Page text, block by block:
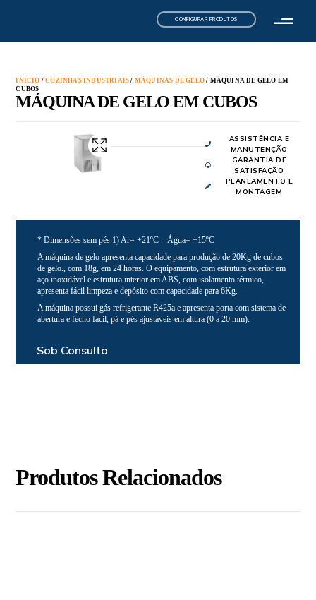
CONFIGURAR PRODUTOS
INÍCIO /COZINHAS INDUSTRIAIS / MÁQUINAS DE GELO / MÁQUINA DE GELO EM
CUBOS
MÁQUINA DE GELO EM CUBOS
ASSISTÊNCIA E
MANUTENÇÃO
GARANTIA DE
SATISFAÇÃO
PLANEAMENTO E
MONTAGEM
* Dimensões sem pés 1) Ar= +21ºC – Água= +15ºC
A máquina de gelo apresenta capacidade para produção de 20Kg de cubos
de gelo., com 18g, em 24 horas. O equipamento, com estrutura exterior em
aço inoxidável e estrutura interior em ABS, com isolamento térmico,
apresenta fácil limpeza e depósito com capacidade para 6Kg.
A máquina possui gás refrigerante R425a e apresenta porta com sistema de
abertura e fecho fácil, pá e pés ajustáveis em altura (0 a 20 mm).
Sob Consulta
Produtos Relacionados